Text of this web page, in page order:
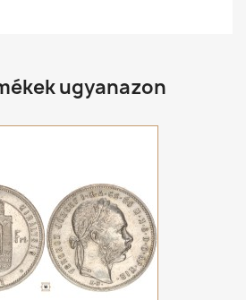
ugyanazon